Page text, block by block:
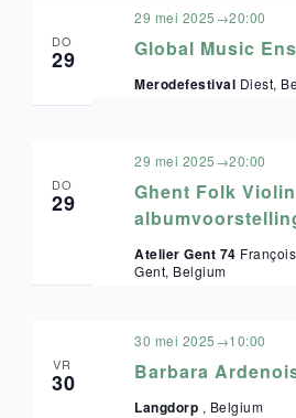
DO
29 Global Music
29 mei 2025→20:00
Merodefestival Diest,
DO
29
Ghent Folk
29 mei 2025→20:00
Atelier Gent 74
Gent, Belgium
VR
30 Barbara
30 mei 2025→10:00
Langdorp , Belgium